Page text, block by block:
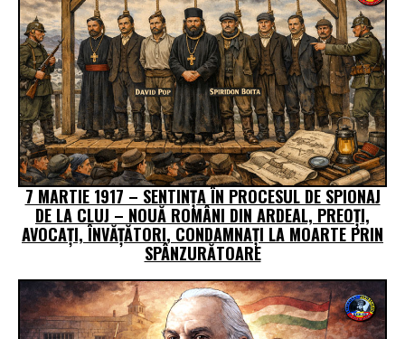
7 MARTIE 1917 – SENTINȚA ÎN PROCESUL DE SPIONAJ
DE LA CLUJ – NOUĂ ROMÂNI DIN ARDEAL, PREOŢI,
AVOCAŢI, ÎNVĂŢĂTORI, CONDAMNAŢI LA MOARTE PRIN
SPÂNZURĂTOARE